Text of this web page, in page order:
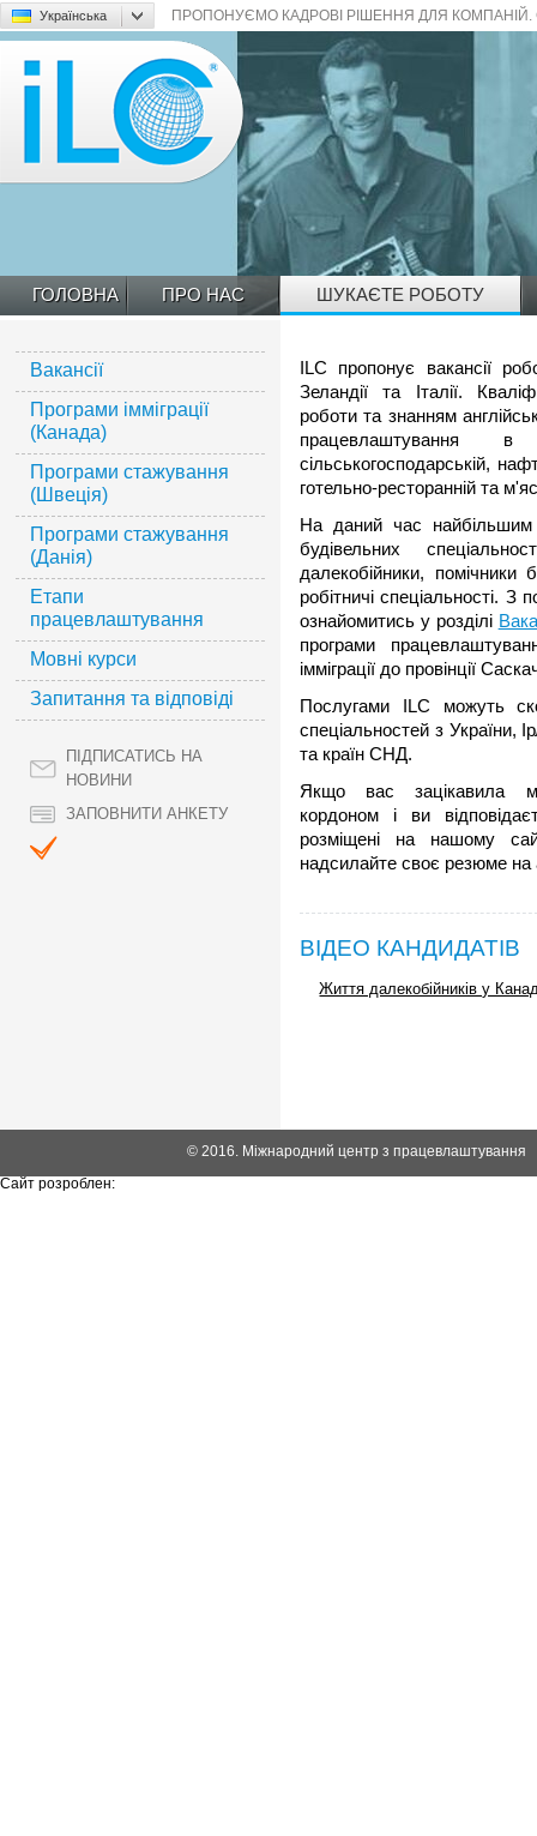
Українська ПРОПОНУЄМО КАДРОВІ РІШЕННЯ ДЛЯ
ГОЛОВНА ПРО НАС ШУКАЄТЕ РОБОТУ
Вакансії
Програми імміграції
(Канада)
Програми стажування
(Швеція)
Програми стажування
(Данія)
Етапи
працевлаштування
Мовні курси
Запитання та відповіді
ПІДПИСАТИСЬ НА
НОВИНИ
ЗАПОВНИТИ АНКЕТУ
ILC пропонує вакансії
Зеландії та Італії.
роботи та знанням
працевлаштування в
сільськогосподарській,
готельно-ресторанній та
На даний час найбільшим
будівельних
далекобійники, помічники
робітничі спеціальності. З
ознайомитись у розділі
програми
імміграції до провінції
Послугами ILC можуть
спеціальностей з України,
та країн СНД.
Якщо вас зацікавила
кордоном і ви
розміщені на нашому
надсилайте своє резюме на
ВІДЕО КАНДИДАТІВ
Життя далекобійників у
© 2016. Міжнародний центр з працевлаштування
Сайт розроблен: